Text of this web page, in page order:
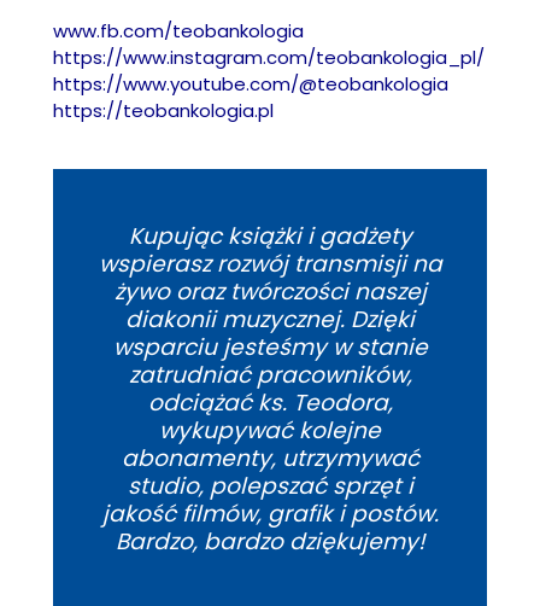
www.fb.com/teobankologia
https://www.instagram.com/teobankologia_pl/
https://www.youtube.com/@teobankologia
https://teobankologia.pl
Kupując książki i gadżety
wspierasz rozwój transmisji na
żywo oraz twórczości naszej
diakonii muzycznej. Dzięki
wsparciu jesteśmy w stanie
zatrudniać pracowników,
odciążać ks. Teodora,
wykupywać kolejne
abonamenty, utrzymywać
studio, polepszać sprzęt i
jakość filmów, grafik i postów.
Bardzo, bardzo dziękujemy!